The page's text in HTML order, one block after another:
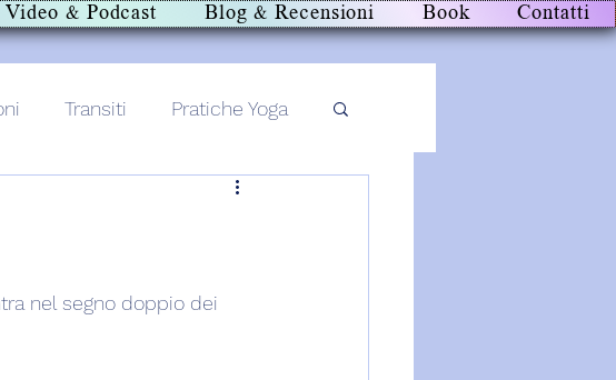
Video & Podcast Blog & Recensioni Book Contatti
Transiti Pratiche Yoga
nel segno doppio dei